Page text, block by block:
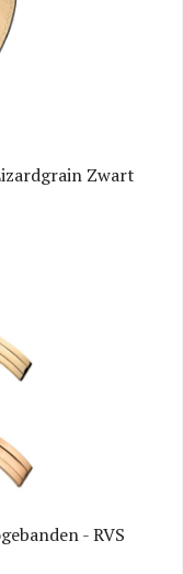
Zwart
- RVS